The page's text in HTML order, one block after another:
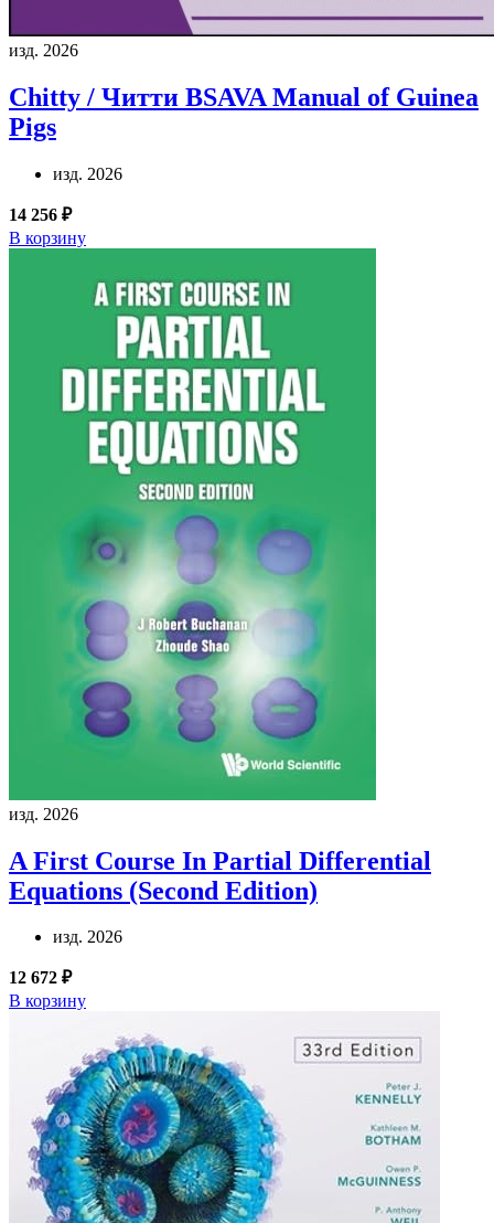
изд. 2026
Chitty / Читти BSAVA Manual of Guinea
Pigs
изд. 2026
14 256 ₽
В корзину
изд. 2026
A First Course In Partial Differential
Equations (Second Edition)
изд. 2026
12 672 ₽
В корзину